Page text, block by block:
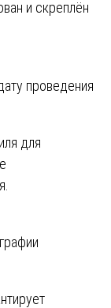
и скреплён
проведения
для